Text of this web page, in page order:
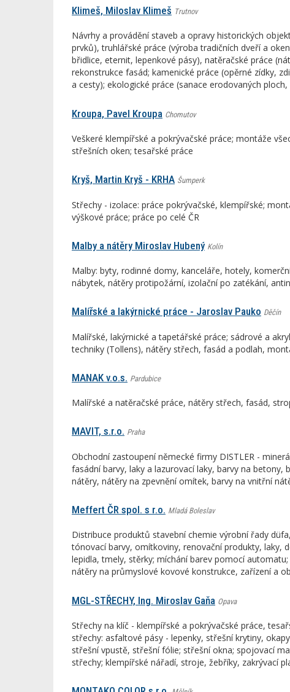
Klimeš, Miloslav Klimeš Trutnov
Návrhy a provádění staveb a opravy historických
prvků), truhlářské práce (výroba tradičních dveří a
břidlice, eternit, lepenkové pásy), natěračské práce
rekonstrukce fasád; kamenické práce (opěrné zídky,
a cesty); ekologické práce (sanace erodovaných ploch,
Kroupa, Pavel Kroupa Chomutov
Veškeré klempířské a pokrývačské práce; montáže
střešních oken; tesařské práce
Kryš, Martin Kryš - KRHA Šumperk
Střechy - izolace: práce pokrývačské, klempířské;
výškové práce; práce po celé ČR
Malby a nátěry Miroslav Hubený Kolín
Malby: byty, rodinné domy, kanceláře, hotely,
nábytek, nátěry protipožární, izolační po zatékání,
Malířské a lakýrnické práce - Jaroslav Pauko Děčín
Malířské, lakýrnické a tapetářské práce; sádrové a
techniky (Tollens), nátěry střech, fasád a podlah,
MANAK v.o.s. Pardubice
Malířské a natěračské práce, nátěry střech, fasád,
MAVIT, s.r.o. Praha
Obchodní zastoupení německé firmy DISTLER -
fasádní barvy, laky a lazurovací laky, barvy na betony,
nátěry, nátěry na zpevnění omítek, barvy na vnitřní
Meffert ČR spol. s r.o. Mladá Boleslav
Distribuce produktů stavební chemie výrobní řady
tónovací barvy, omítkoviny, renovační produkty, laky,
lepidla, tmely, stěrky; míchání barev pomocí
nátěry na průmyslové kovové konstrukce, zařízení a
MGL-STŘECHY, Ing. Miroslav Gaňa Opava
Střechy na klíč - klempířské a pokrývačské práce,
střechy: asfaltové pásy - lepenky, střešní krytiny,
střešní vpustě, střešní fólie; střešní okna; spojovací
střechy; klempířské nářadí, stroje, žebříky, zakrývací